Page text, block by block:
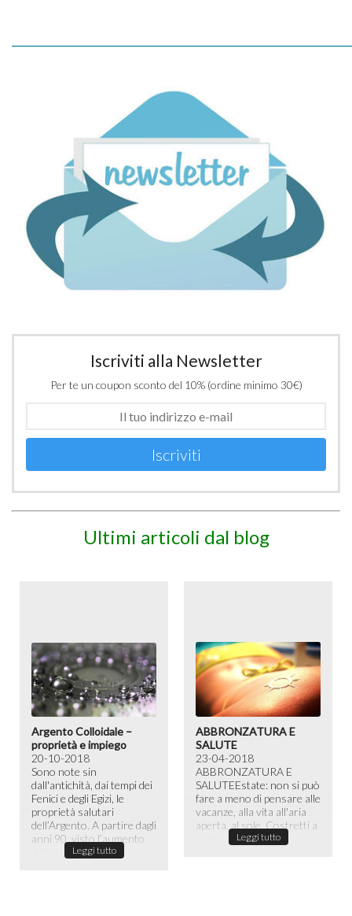
Iscriviti alla Newsletter
Per te un coupon sconto del 10% (ordine minimo 30€)
Iscriviti
Ultimi articoli dal blog
Argento Colloidale –
proprietà e impiego
20-10-2018
Sono note sin
dall'antichità, dai tempi dei
Fenici e degli Egizi, le
proprietà salutari
dell’Argento. A partire dagli
anni 90, visto l’aumento
Leggi tutto
ABBRONZATURA E
SALUTE
23-04-2018
ABBRONZATURA E
SALUTE​ Estate: non si può
fare a meno di pensare alle
vacanze, alla vita all'aria
aperta, al sole. Costretti a
passare la maggior ...
Leggi tutto